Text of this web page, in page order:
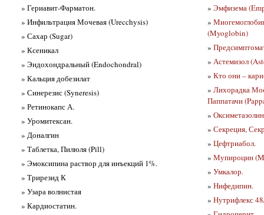
» Гериавит-Фарматон.
» Инфильтрация Мочевая (Urecchysis)
» Сахар (Sugar)
» Ксеникал
» Эндохондральный (Endochondral)
» Кальция добезилат
» Синерезис (Syneresis)
» Ретинокапс А.
» Уромитексан.
» Доналгин
» Таблетка, Пилюля (Pill)
» Эмоксипина раствор для инъекций 1%.
» Трирезид К
» Узара волнистая
» Кардиостатин.
» Эмфизема
»
(Myoglobin)
»
» Астемизол
» Кто они –
» Лихорадка
Паппатачи
»
» Секреция,
» Цефтриабол.
» Мупироцин
» Умкалор.
» Нифедипин.
» Нутрифлекс